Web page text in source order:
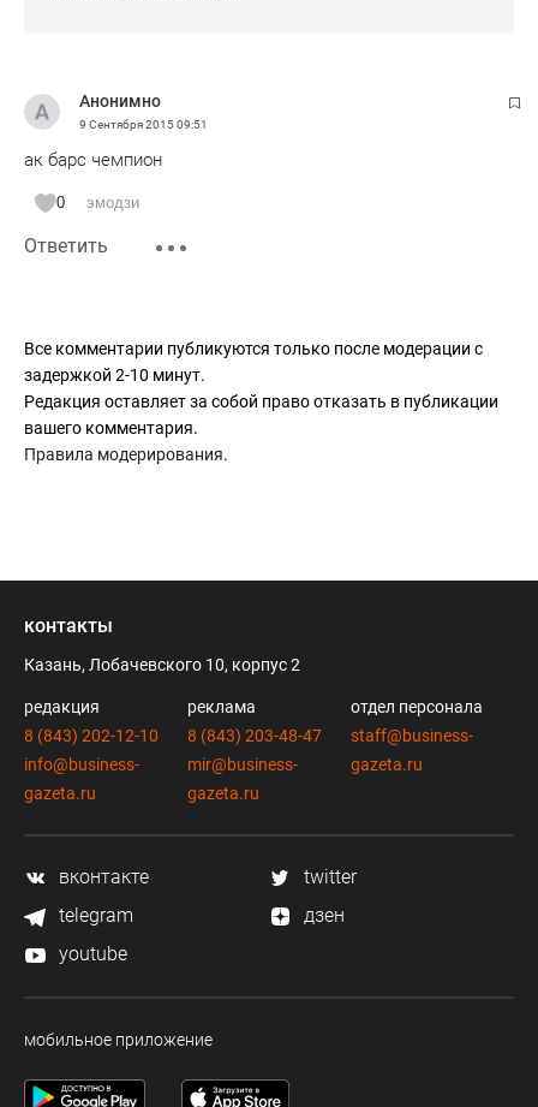
Анонимно
9 Сентября 201509:51
ак барс чемпион
0 эмодзи
Ответить
Все комментарии публикуются только после модерации с
задержкой 2-10 минут.
Редакция оставляет за собой право отказать в публикации
вашего комментария.
Правила модерирования.
контакты
Казань, Лобачевского 10, корпус 2
редакция
8 (843) 202-12-10
info@business-
gazeta.ru
реклама
8 (843) 203-48-47
mir@business-
gazeta.ru
отдел персонала
staff@business-
gazeta.ru
вконтакте
twitter
telegram
дзен
youtube
мобильное приложение